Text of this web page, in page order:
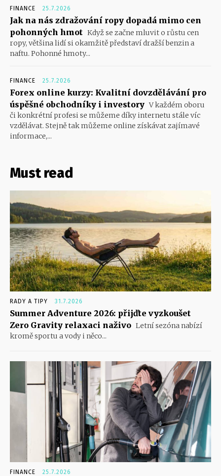
FINANCE 25.7.2026
Jak na nás zdražování ropy dopadá mimo cen
pohonných hmot Když se začne mluvit o růstu cen
ropy, většina lidí si okamžitě představí dražší benzin a
naftu. Pohonné hmoty...
FINANCE 25.7.2026
Forex online kurzy: Kvalitní dovzdělávání pro
úspěšné obchodníky i investory V každém oboru
či konkrétní profesi se můžeme díky internetu stále víc
vzdělávat. Stejně tak můžeme online získávat zajímavé
informace,...
Must read
RADY A TIPY 31.7.2026
Summer Adventure 2026: přijďte vyzkoušet
Zero Gravity relaxaci naživo Letní sezóna nabízí
kromě sportu a vody i něco...
FINANCE 25.7.2026